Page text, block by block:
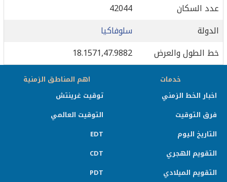
عدد السكان
42044
الدولة
سلوفاكيا
خط الطول والعرض
18.1571,47.9882
خدمات
اخبار الخط الزمني
فرق التوقيت
التاريخ اليوم
التقويم الهجري
التقويم الميلادي
اهم المناطق الزمنية
توقيت غرينتش
التوقيت العالمي
EDT
CDT
PDT